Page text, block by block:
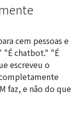
cem pessoas e
"É chatbot." "É
escreveu o
faz, e não do que